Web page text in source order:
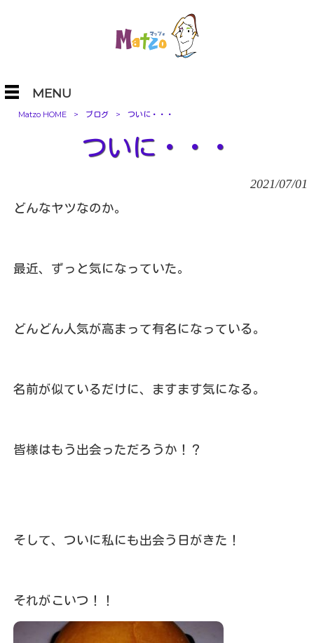
MENU
Matzo HOME > ブログ > ついに・・・
ついに・・・
2021/07/01
どんなヤツなのか。
最近、ずっと気になっていた。
どんどん人気が高まって有名になっている。
名前が似ているだけに、ますます気になる。
皆様はもう出会っただろうか！？
そして、ついに私にも出会う日がきた！
それがこいつ！！